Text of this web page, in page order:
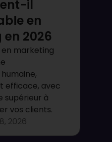
il
en
2026
en marketing
efficace, avec
supérieur à
vos clients.
2026